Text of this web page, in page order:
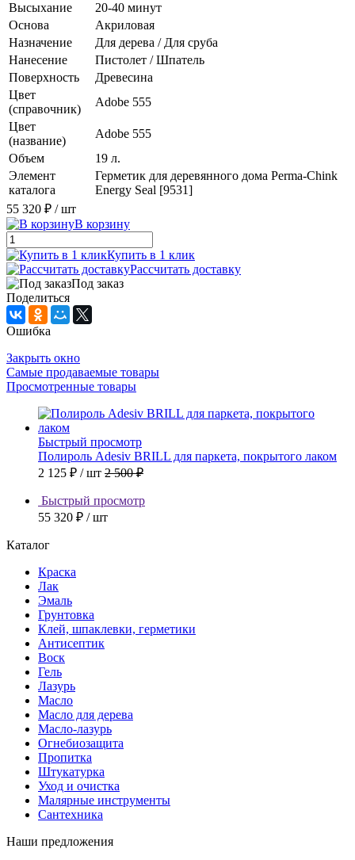
Высыхание
20-40 минут
Основа
Акриловая
Назначение
Для дерева / Для сруба
Нанесение
Пистолет / Шпатель
Поверхность
Древесина
Цвет
(справочник)
Adobe 555
Цвет
(название)
Adobe 555
Объем
19 л.
Элемент
каталога
Герметик для деревянного дома Perma-Chink
Energy Seal [9531]
55 320 ₽ / шт
В корзину
Купить в 1 клик
Рассчитать доставку
Под заказ
Поделиться
Ошибка
Закрыть окно
Самые продаваемые товары
Просмотренные товары
Быстрый просмотр
Полироль Adesiv BRILL для паркета, покрытого лаком
2 125 ₽ / шт 2 500 ₽
Быстрый просмотр
55 320 ₽ / шт
Каталог
Краска
Лак
Эмаль
Грунтовка
Клей, шпаклевки, герметики
Антисептик
Воск
Гель
Лазурь
Масло
Масло для дерева
Масло-лазурь
Огнебиозащита
Пропитка
Штукатурка
Уход и очистка
Малярные инструменты
Сантехника
Наши предложения